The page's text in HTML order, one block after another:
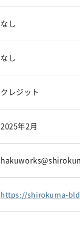
なし
なし
クレジット
2025年2月
https://shirokuma-